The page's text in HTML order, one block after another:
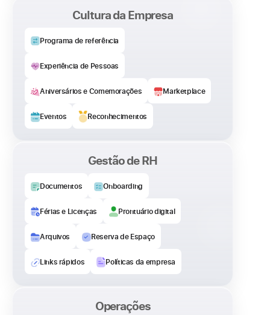
Cultura da Empresa​
Programa de referência
Experiência de Pessoas
Aniversários e Comemorações Marketplace
Eventos Reconhecimentos
Gestão de RH​
Documentos Onboarding
Férias e Licenças Prontuário digital
Arquivos Reserva de Espaço
Links rápidos Políticas da empresa
Operações